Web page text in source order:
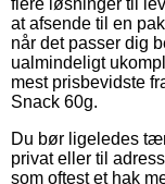
at afsende til en
når det passer dig
ualmindeligt
mest prisbevidste
Snack 60g.
Du bør ligeledes
privat eller til
som oftest et hak